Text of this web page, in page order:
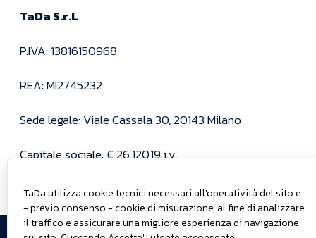
TaDa utilizza cookie tecnici necessari all'operatività del sito e
- previo consenso - cookie di misurazione, al fine di analizzare
il traffico e assicurare una migliore esperienza di navigazione
TaDa S.r.L
P.IVA: 13816150968
REA: MI2745232
Sede legale: Viale Cassala 30, 20143 Milano
Capitale sociale: € 26.120,19 i.v.
Per informazioni:tada@pec.tadapower.it
© 2025
Teniamoci
Cose di